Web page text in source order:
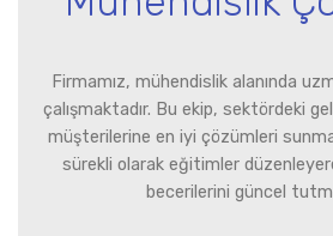
Firmamız, mühendislik alanında
çalışmaktadır. Bu ekip, sektördeki
müşterilerine en iyi çözümleri
sürekli olarak eğitimler
becerilerini güncel